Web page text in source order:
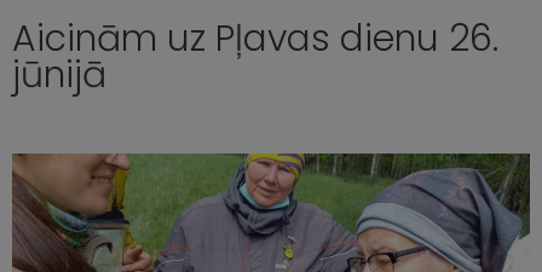
Aicinām uz Pļavas dienu 26.
jūnijā